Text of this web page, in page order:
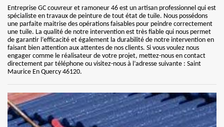
Entreprise GC couvreur et ramoneur 46 est un artisan professionnel qui est
spécialiste en travaux de peinture de tout état de tuile. Nous possédons
une parfaite maitrise des opérations faisables pour peindre correctement
une tuile. La qualité de notre intervention est très fiable qui nous permet
de garantir l’efficacité et également la durabilité de notre intervention en
faisant bien attention aux attentes de nos clients. Si vous voulez nous
engager comme le réalisateur de votre projet, mettez-nous en contact
directement par téléphone ou visitez-nous à l’adresse suivante : Saint
Maurice En Quercy 46120.